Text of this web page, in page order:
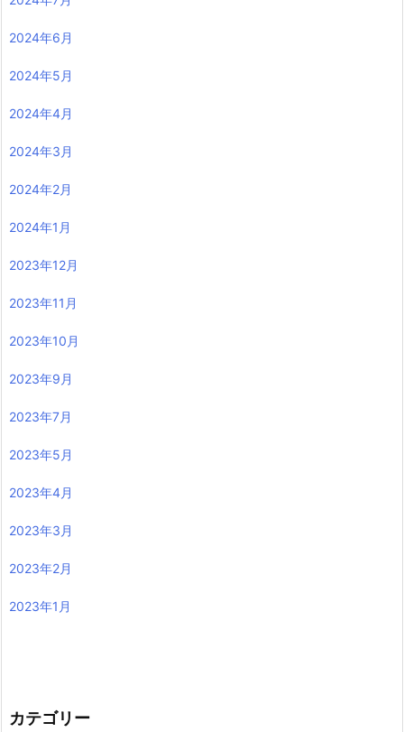
2024年6月
2024年5月
2024年4月
2024年3月
2024年2月
2024年1月
2023年12月
2023年11月
2023年10月
2023年9月
2023年7月
2023年5月
2023年4月
2023年3月
2023年2月
2023年1月
カテゴリー